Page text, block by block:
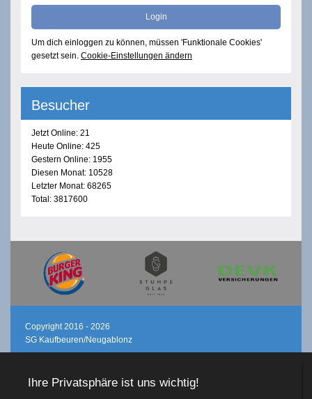
Um dich einloggen zu können, müssen 'Funktionale Cookies'
gesetzt sein. Cookie-Einstellungen ändern
Besucher
Jetzt Online: 21
Heute Online: 425
Gestern Online: 1955
Diesen Monat: 10528
Letzter Monat: 68265
Total: 3817600
Copyright 2016 - 2026
SG Kaufbeuren/Neugablonz
Registrieren